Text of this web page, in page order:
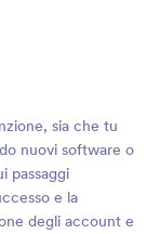
sia che tu
nuovi software o
passaggi
e la
degli account e